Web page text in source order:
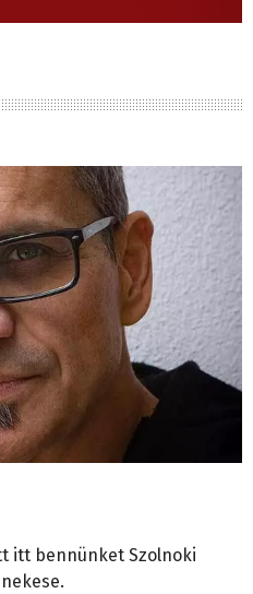
itt bennünket Szolnoki